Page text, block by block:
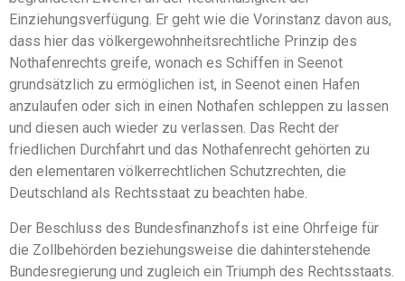
Einziehungsverfügung. Er geht wie die Vorinstanz davon aus,
dass hier das völkergewohnheitsrechtliche Prinzip des
Nothafenrechts greife, wonach es Schiffen in Seenot
grundsätzlich zu ermöglichen ist, in Seenot einen Hafen
anzulaufen oder sich in einen Nothafen schleppen zu lassen
und diesen auch wieder zu verlassen. Das Recht der
friedlichen Durchfahrt und das Nothafenrecht gehörten zu
den elementaren völkerrechtlichen Schutzrechten, die
Deutschland als Rechtsstaat zu beachten habe.
Der Beschluss des Bundesfinanzhofs ist eine Ohrfeige für
die Zollbehörden beziehungsweise die dahinterstehende
Bundesregierung und zugleich ein Triumph des Rechtsstaats.